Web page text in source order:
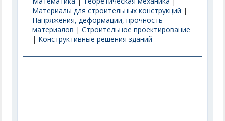
Материалы для строительных конструкций |
Напряжения, деформации, прочность
материалов |Строительное проектирование
| Конструктивные решения зданий